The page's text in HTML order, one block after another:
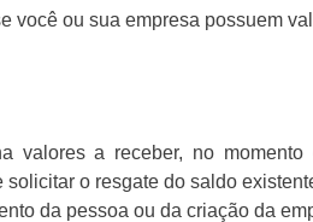
você ou sua empresa possuem
valores a receber, no
solicitar o resgate do saldo
da pessoa ou da criação da